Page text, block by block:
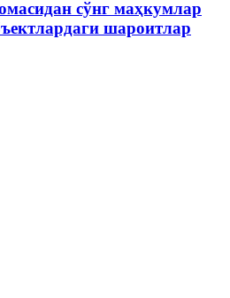
сўнг маҳкумлар
шароитлар